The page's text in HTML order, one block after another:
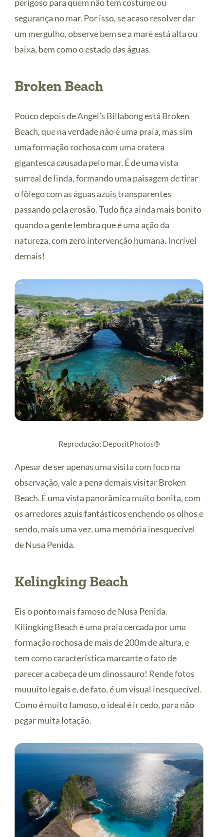
perigoso para quem não tem costume ou
segurança no mar. Por isso, se acaso resolver dar
um mergulho, observe bem se a maré está alta ou
baixa, bem como o estado das águas.
Broken Beach
Pouco depois de Angel’s Billabong está Broken
Beach, que na verdade não é uma praia, mas sim
uma formação rochosa com uma cratera
gigantesca causada pelo mar. É de uma vista
surreal de linda, formando uma paisagem de tirar
o fôlego com as águas azuis transparentes
passando pela erosão. Tudo fica ainda mais bonito
quando a gente lembra que é uma ação da
natureza, com zero intervenção humana. Incrível
demais!
Reprodução: DepositPhotos®
Apesar de ser apenas uma visita com foco na
observação, vale a pena demais visitar Broken
Beach. É uma vista panorâmica muito bonita, com
os arredores azuis fantásticos enchendo os olhos e
sendo, mais uma vez, uma memória inesquecível
de Nusa Penida.
Kelingking Beach
Eis o ponto mais famoso de Nusa Penida.
Kilingking Beach é uma praia cercada por uma
formação rochosa de mais de 200m de altura, e
tem como característica marcante o fato de
parecer a cabeça de um dinossauro! Rende fotos
muuuito legais e, de fato, é um visual inesquecível.
Como é muito famoso, o ideal é ir cedo, para não
pegar muita lotação.